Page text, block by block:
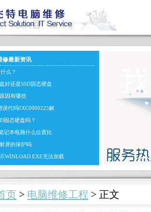
修最新资讯
么？
好还是SSD固态硬盘
因有哪些
误代码0XC0000225解
固态硬盘吗？
记本电脑什么位置比
屏的保护吗
WINLOAD.EXE无法加载
页 > 电脑维修工程 > 正文